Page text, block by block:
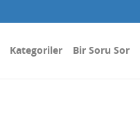
Kategoriler Bir Soru Sor